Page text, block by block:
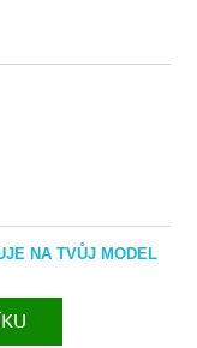
NA TVŮJ MODEL